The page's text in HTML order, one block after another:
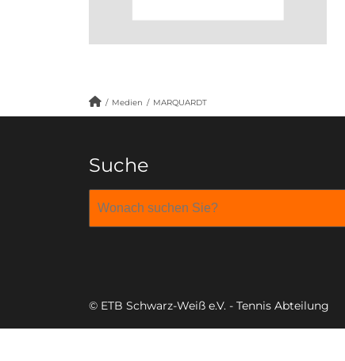
/ Medien / MARQUARDT
Suche
© ETB Schwarz-Weiß e.V. - Tennis Abteilung